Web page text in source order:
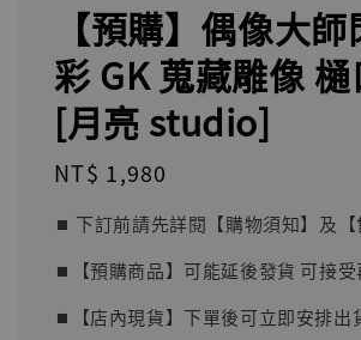
【預購】偶像大
彩 GK 蒐藏雕像
[月亮 studio]
Regular
NT$ 1,980
⏹︎ 下訂前請先詳閱【購物須知】及【
⏹︎【預購商品】可能延後發貨 可接受
⏹︎【店內現貨】下單後可立即安排出